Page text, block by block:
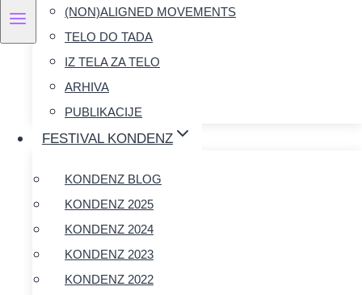
(NON)ALIGNED MOVEMENTS
TELO DO TADA
IZ TELA ZA TELO
ARHIVA
PUBLIKACIJE
FESTIVAL KONDENZ
KONDENZ BLOG
KONDENZ 2025
KONDENZ 2024
KONDENZ 2023
KONDENZ 2022